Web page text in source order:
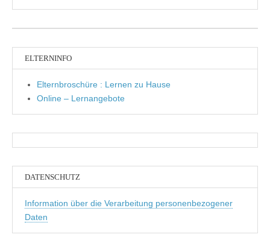
ELTERNINFO
Elternbroschüre : Lernen zu Hause
Online – Lernangebote
DATENSCHUTZ
Information über die Verarbeitung personenbezogener
Daten